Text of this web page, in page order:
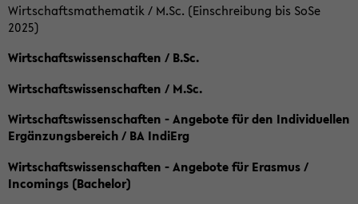
Wirtschaftsmathematik / M.Sc. (Einschreibung bis SoSe
2025)
Wirtschaftswissenschaften / B.Sc.
Wirtschaftswissenschaften / M.Sc.
Wirtschaftswissenschaften - Angebote für den Individuellen
Ergänzungsbereich / BA IndiErg
Wirtschaftswissenschaften - Angebote für Erasmus /
Incomings (Bachelor)